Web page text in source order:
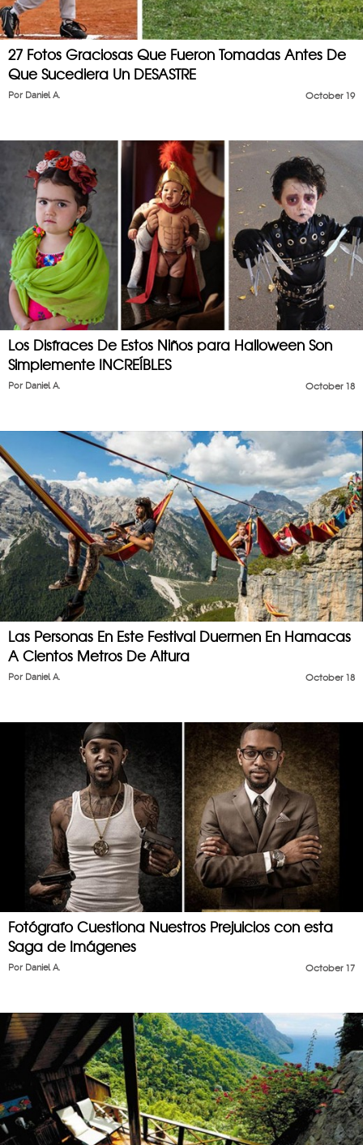
27 Fotos Graciosas Que Fueron Tomadas Antes De
Que Sucediera Un DESASTRE
October 19
Por Daniel A.
Los Disfraces De Estos Niños para Halloween Son
Simplemente INCREÍBLES
October 18
Por Daniel A.
Las Personas En Este Festival Duermen En Hamacas
A Cientos Metros De Altura
October 18
Por Daniel A.
Fotógrafo Cuestiona Nuestros Prejuicios con esta
Saga de Imágenes
October 17
Por Daniel A.